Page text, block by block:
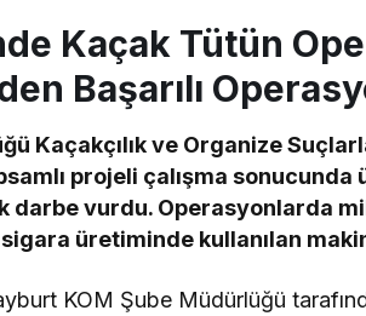
Kaçak Tütün
Başarılı
Kaçakçılık ve Organize
projeli çalışma sonucunda
darbe vurdu. Operasyonlarda
üretiminde kullanılan
KOM Şube Müdürlüğü